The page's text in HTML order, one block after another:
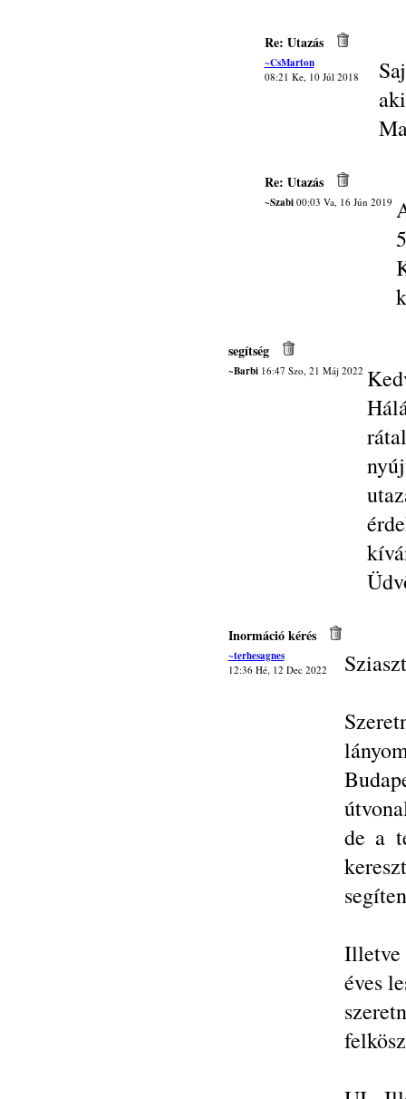
Re: Utazás
~CsMarton
08:21 Ke, 10 Júl 2018
Re: Utazás
~Szabi00:03 Va, 16 Jún 2019
segítség
~Barbi16:47 Szo, 21 Máj 2022
Inormáció kérés
~terhesagnes
12:36 Hé, 12 Dec 2022
de a
Illetve
éves